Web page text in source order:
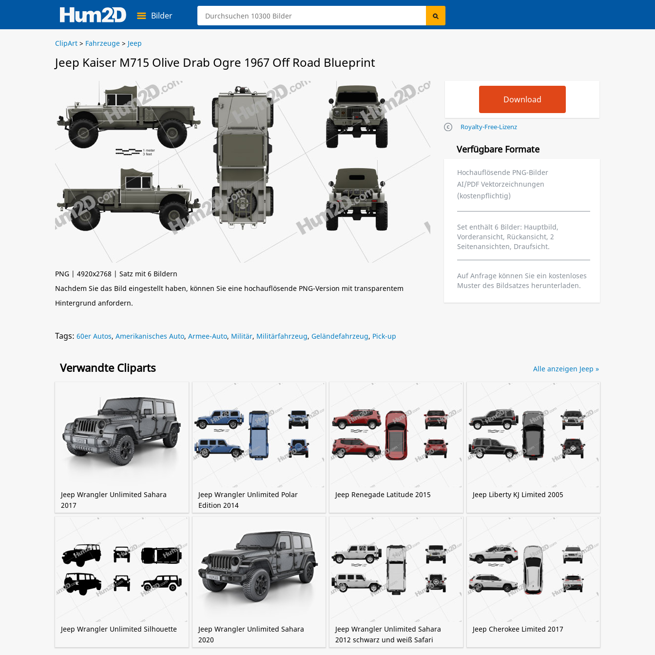
Bilder
ClipArt > Fahrzeuge > Jeep
Jeep Kaiser M715 Olive Drab Ogre 1967 Off Road Blueprint
PNG | 4920x2768 | Satz mit 6 Bildern
Nachdem Sie das Bild eingestellt haben, können Sie eine hochauflösende PNG-Version mit transparentem
Hintergrund anfordern.
Royalty-Free-Lizenz
Verfügbare Formate
Hochauflösende PNG-Bilder
AI/PDF Vektorzeichnungen
(kostenpflichtig)
Set enthält 6 Bilder: Hauptbild,
Vorderansicht, Rückansicht, 2
Seitenansichten, Draufsicht.
Auf Anfrage können Sie ein kostenloses
Muster des Bildsatzes herunterladen.
Tags: 60er Autos, Amerikanisches Auto, Armee-Auto, Militär, Militärfahrzeug, Geländefahrzeug, Pick-up
Verwandte Cliparts
Jeep Wrangler Unlimited Sahara
2017
Jeep Wrangler Unlimited Polar
Edition 2014
Jeep Renegade Latitude 2015 Jeep Liberty KJ Limited 2005
Jeep Wrangler Unlimited Silhouette
Jeep Wrangler Unlimited Sahara
2020
Jeep Wrangler Unlimited Sahara
2012 schwarz und weiß Safari
Jeep Cherokee Limited 2017
Alle anzeigen Jeep »